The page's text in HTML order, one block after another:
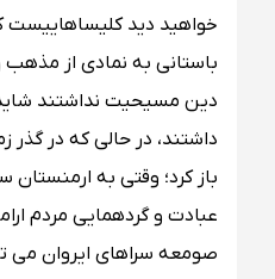
خواهید دید کلیساهاییست
باستانی به نمادی از
دین مسیحیت نداشتند شاید
داشتند، در حالی که در
باز کرد؛ وقتی به
عبادت و گردهمایی مردم
صومعه سراهای ایروان